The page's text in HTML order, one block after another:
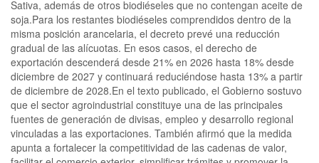
Sativa, además de otros biodiéseles que no contengan aceite de
soja.Para los restantes biodiéseles comprendidos dentro de la
misma posición arancelaria, el decreto prevé una reducción
gradual de las alícuotas. En esos casos, el derecho de
exportación descenderá desde 21% en 2026 hasta 18% desde
diciembre de 2027 y continuará reduciéndose hasta 13% a partir
de diciembre de 2028.En el texto publicado, el Gobierno sostuvo
que el sector agroindustrial constituye una de las principales
fuentes de generación de divisas, empleo y desarrollo regional
vinculadas a las exportaciones. También afirmó que la medida
apunta a fortalecer la competitividad de las cadenas de valor,